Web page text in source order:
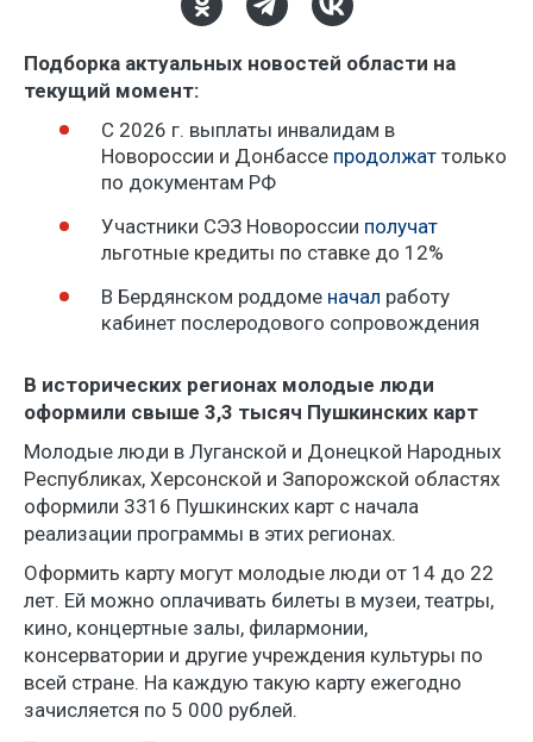
Подборка актуальных новостей области на
текущий момент:
С 2026 г. выплаты инвалидам в
Новороссии и Донбассе продолжат только
по документам РФ
Участники СЭЗ Новороссии получат
льготные кредиты по ставке до 12%
В Бердянском роддоме начал работу
кабинет послеродового сопровождения
В исторических регионах молодые люди
оформили свыше 3,3 тысяч Пушкинских карт
Молодые люди в Луганской и Донецкой Народных
Республиках, Херсонской и Запорожской областях
оформили 3316 Пушкинских карт с начала
реализации программы в этих регионах.
Оформить карту могут молодые люди от 14 до 22
лет. Ей можно оплачивать билеты в музеи, театры,
кино, концертные залы, филармонии,
консерватории и другие учреждения культуры по
всей стране. На каждую такую карту ежегодно
зачисляется по 5 000 рублей.